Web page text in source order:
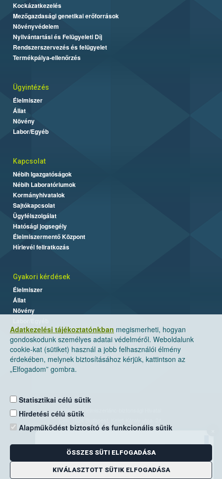
Adatkezelési tájékoztatónkban megismerheti, hogyan
gondoskodunk személyes adatai védelméről. Weboldalunk
cookie-kat (sütiket) használ a jobb felhasználói élmény
érdekében, melynek biztosításához kérjük, kattintson az
„Elfogadom” gombra.
Statisztikai célú sütik
Hirdetési célú sütik
Alapműködést biztosító és funkcionális sütik
ÖSSZES SÜTI ELFOGADÁSA
KIVÁLASZTOTT SÜTIK ELFOGADÁSA
Kockázatkezelés
Mezőgazdasági genetikai erőforrások
Növényvédelem
Nyilvántartási és Felügyeleti Díj
Rendszerszervezés és felügyelet
Termékpálya-ellenőrzés
Ügyintézés
Élelmiszer
Állat
Növény
Labor/Egyéb
Kapcsolat
Nébih Igazgatóságok
Nébih Laboratóriumok
Kormányhivatalok
Sajtókapcsolat
Ügyfélszolgálat
Hatósági jogsegély
Élelmiszermentő Központ
Hírlevél feliratkozás
Gyakori kérdések
Élelmiszer
Állat
Növény
Nemzeti Élelmiszerlánc-biztonsági Hivatal
Levelezési cím: 1525 Budapest. Pf. 30.
E-mail:ugyfelszolgalat@nebih.gov.hu
Zöld szám: 06-80/263-244
Telefon: 06-1/ 336-9000